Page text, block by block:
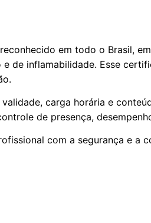
em todo o Brasil,
de inflamabilidade. Esse
carga horária e
de presença,
com a segurança e a